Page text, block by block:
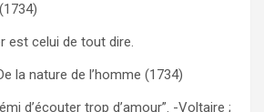
est celui de tout dire.
la nature de l’homme (1734)
d’écouter trop d’amour”. -Voltaire ;